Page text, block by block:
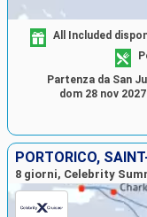
All Included
Partenza da San
dom 28 nov 2027
8 giorni, Celebrity